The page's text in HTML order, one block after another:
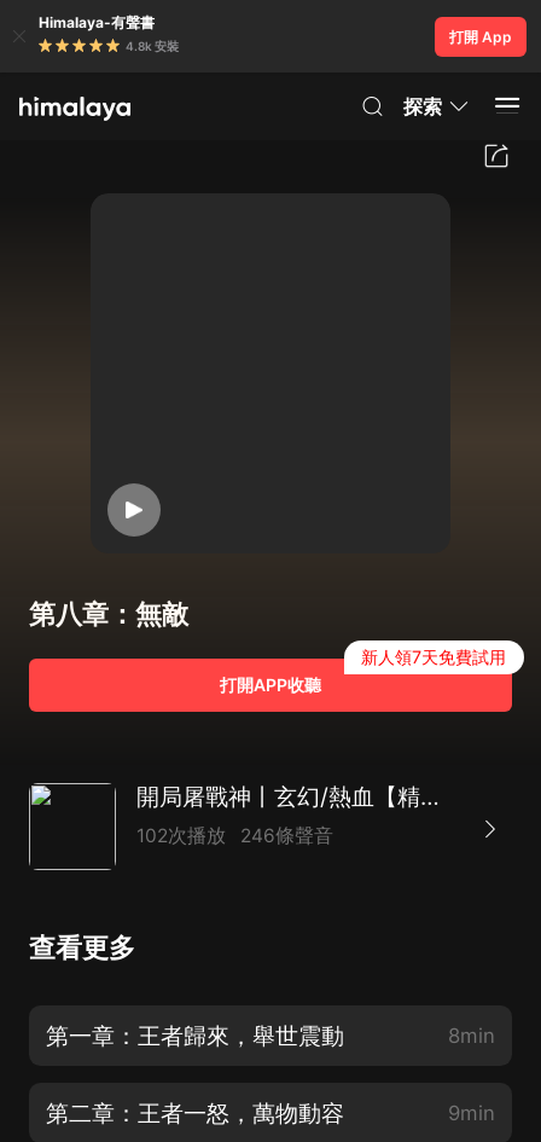
Himalaya-有聲書
4.8k 安裝
打開 App
探索
第八章：無敵
打開APP收聽
新人領7天免費試用
開局屠戰神丨玄幻/熱血【精品多人有聲劇】
102次播放 246條聲音
查看更多
第一章：王者歸來，舉世震動 8min
第二章：王者一怒，萬物動容 9min